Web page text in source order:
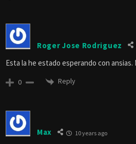
Roger Jose Rodriguez
Esta la he estado esperando con ansias.
0 Reply
Max 10 years ago